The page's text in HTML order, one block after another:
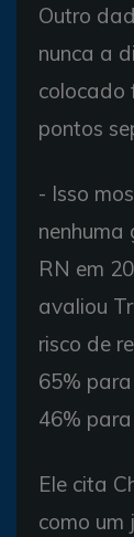
Outro
nunca a
colocado
pontos
- Isso
nenhuma
RN em
avaliou
risco de
65%
46%
Ele cita
como